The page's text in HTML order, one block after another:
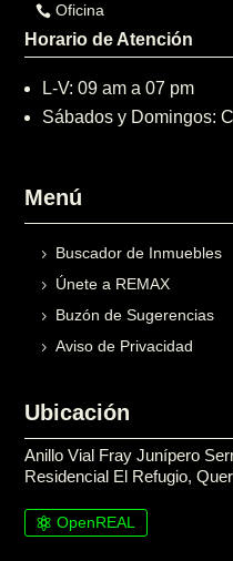
Oficina
Horario de Atención
L-V: 09 am a 07 pm
Sábados y Domingos:
Menú
Buscador de Inmuebles
Únete a REMAX
Buzón de Sugerencias
Aviso de Privacidad
Ubicación
Anillo Vial Fray Junípero
Residencial El Refugio,
OpenREAL